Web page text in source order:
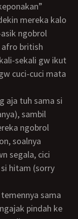
mereka kalo
ngobrol
afro british
sekali gw ikut
cuci-cuci mata
sambil
ngobrol
soalnya
segala, cici
hitam (sorry
pindah ke